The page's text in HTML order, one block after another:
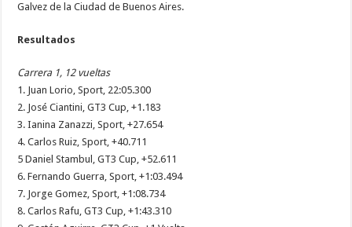
Galvez de la Ciudad de Buenos Aires.
Resultados
Carrera 1, 12 vueltas
1. Juan Lorio, Sport, 22:05.300
2. José Ciantini, GT3 Cup, +1.183
3. Ianina Zanazzi, Sport, +27.654
4. Carlos Ruiz, Sport, +40.711
5 Daniel Stambul, GT3 Cup, +52.611
6. Fernando Guerra, Sport, +1:03.494
7. Jorge Gomez, Sport, +1:08.734
8. Carlos Rafu, GT3 Cup, +1:43.310